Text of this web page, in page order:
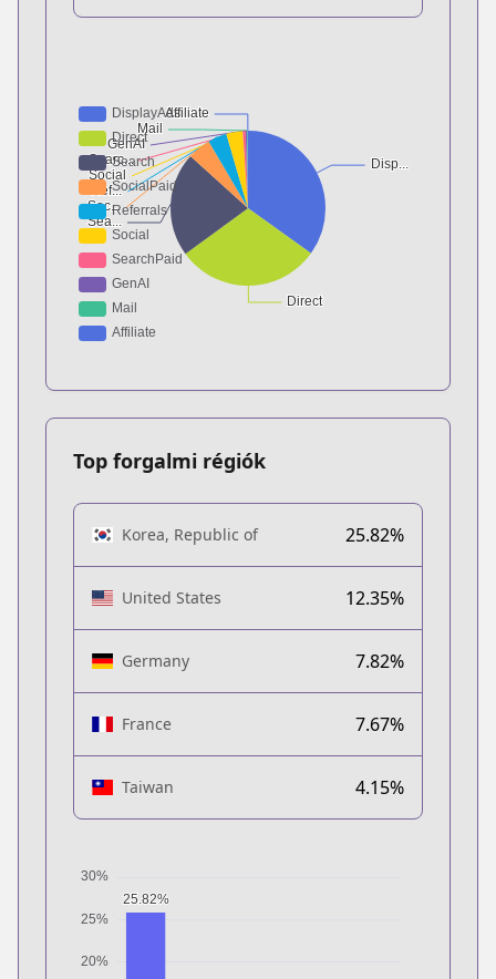
Top forgalmi régiók
Korea, Republic of 25.82%
United States 12.35%
Germany 7.82%
France 7.67%
Taiwan 4.15%